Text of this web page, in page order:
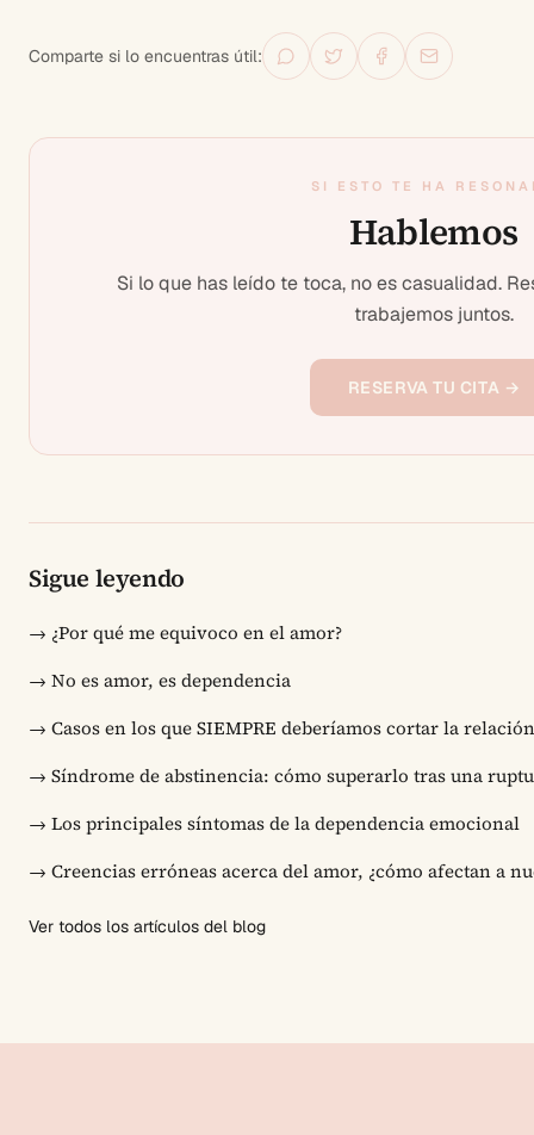
Comparte si lo encuentras útil:
SI ESTO TE HA
Hablemos
Si lo que has leído te toca, no es casualidad.
trabajemos juntos.
RESERVA TU CITA →
Sigue leyendo
→ ¿Por qué me equivoco en el amor?
→ No es amor, es dependencia
→ Casos en los que SIEMPRE deberíamos cortar la relación
→ Síndrome de abstinencia: cómo superarlo tras una
→ Los principales síntomas de la dependencia emocional
→ Creencias erróneas acerca del amor, ¿cómo afectan a
Ver todos los artículos del blog